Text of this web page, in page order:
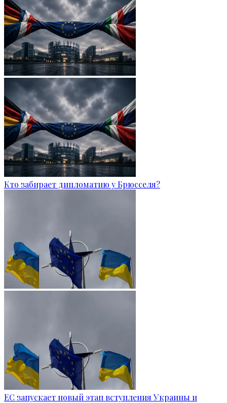
Кто забирает дипломатию у Брюсселя?
ЕС запускает новый этап вступления Украины и